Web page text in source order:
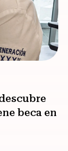
beca en